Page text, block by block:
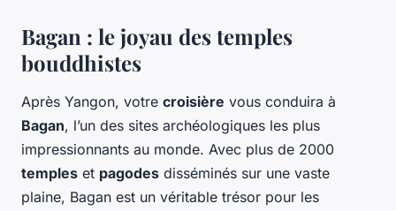
Bagan : le joyau des temples
bouddhistes
Après Yangon, votre croisière vous conduira à
Bagan, l’un des sites archéologiques les plus
impressionnants au monde. Avec plus de 2000
temples et pagodes disséminés sur une vaste
plaine, Bagan est un véritable trésor pour les